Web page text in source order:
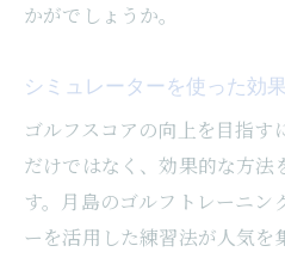
かがでしょうか。
シミュレーターを使った効
ゴルフスコアの向上を目指す
だけではなく、効果的な方法
す。月島のゴルフトレーニン
ーを活用した練習法が人気を